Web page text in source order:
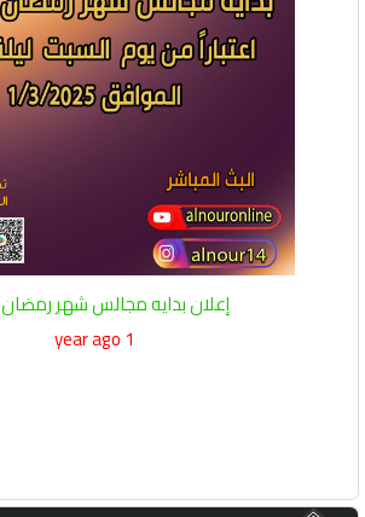
إعلان بدايه مجالس شهر رمضان 1446
1 year ago